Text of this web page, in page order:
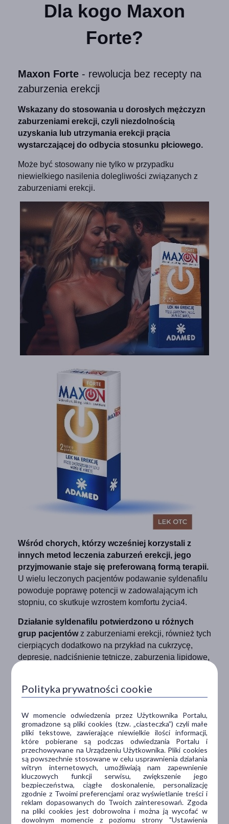
Dla kogo Maxon
Forte?
Maxon Forte ‑ rewolucja bez recepty na
zaburzenia erekcji
Wskazany do stosowania u dorosłych mężczyzn
zaburzeniami erekcji, czyli niezdolnością
uzyskania lub utrzymania erekcji prącia
wystarczającej do odbycia stosunku płciowego.
Może być stosowany nie tylko w przypadku
niewielkiego nasilenia dolegliwości związanych z
zaburzeniami erekcji.
Wśród chorych, którzy wcześniej korzystali z
innych metod leczenia zaburzeń erekcji, jego
przyjmowanie staje się preferowaną formą terapii.
U wielu leczonych pacjentów podawanie syldenafilu
powoduje poprawę potencji w zadowalającym ich
stopniu, co skutkuje wzrostem komfortu życia4.
Działanie syldenafilu potwierdzono u różnych
grup pacjentówz zaburzeniami erekcji, również tych
cierpiących dodatkowo na przykład na cukrzycę,
depresję, nadciśnienie tętnicze, zaburzenia lipidowe,
Maxon Forte zawiera substancję
czynną ‑ syldenafil
w dawce maksymalnej dostępnej na polskim rynku
bez recepty. Każda tabletka powlekana zawiera 50
mg syldenafilu w postaci syldenafilu cytrynianu.
To rewolucja bez recepty na zaburzenia erekcji.
Poprawia jakość życia seksualnego. Jedna z
Polityka prywatności cookie
W momencie odwiedzenia przez Użytkownika Portalu,
gromadzone są pliki cookies (tzw. „ciasteczka”) czyli małe
pliki tekstowe, zawierające niewielkie ilości informacji,
które pobierane są podczas odwiedzania Portalu i
przechowywane na Urządzeniu Użytkownika. Pliki cookies
są powszechnie stosowane w celu usprawnienia działania
witryn internetowych, umożliwiają nam zapewnienie
kluczowych funkcji serwisu, zwiększenie jego
bezpieczeństwa, ciągłe doskonalenie, personalizację
zgodnie z Twoimi preferencjami oraz wyświetlanie treści i
reklam dopasowanych do Twoich zainteresowań. Zgoda
na pliki cookies jest dobrowolna i można ją wycofać w
dowolnym momencie z poziomu strony "Ustawienia